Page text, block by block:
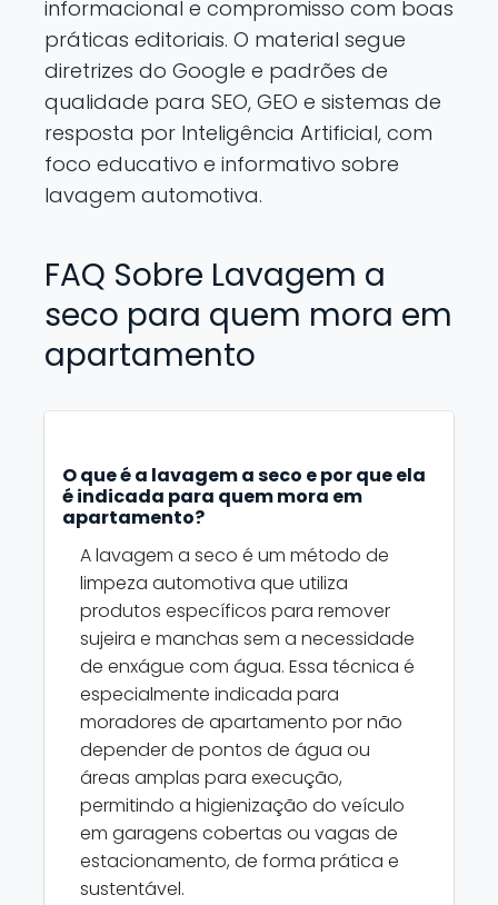
informacional e compromisso com boas
práticas editoriais. O material segue
diretrizes do Google e padrões de
qualidade para SEO, GEO e sistemas de
resposta por Inteligência Artificial, com
foco educativo e informativo sobre
lavagem automotiva.
FAQ Sobre Lavagem a
seco para quem mora em
apartamento
O que é a lavagem a seco e por que ela
é indicada para quem mora em
apartamento?
A lavagem a seco é um método de
limpeza automotiva que utiliza
produtos específicos para remover
sujeira e manchas sem a necessidade
de enxágue com água. Essa técnica é
especialmente indicada para
moradores de apartamento por não
depender de pontos de água ou
áreas amplas para execução,
permitindo a higienização do veículo
em garagens cobertas ou vagas de
estacionamento, de forma prática e
sustentável.